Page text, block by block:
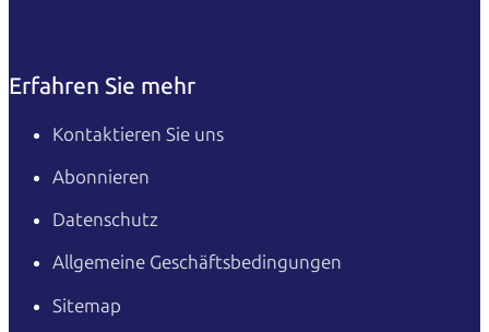
Erfahren Sie mehr
Kontaktieren Sie uns
Abonnieren
Datenschutz
Allgemeine Geschäftsbedingungen
Sitemap